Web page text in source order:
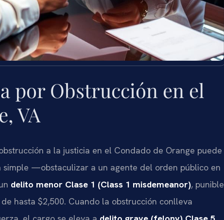
por Obstrucción en el
VA
a la justicia en el Condado de Orange puede
simple —obstaculizar a un agente del orden público en
delito menor Clase 1 (Class 1 misdemeanor), punible
hasta $2,500. Cuando la obstrucción conlleva